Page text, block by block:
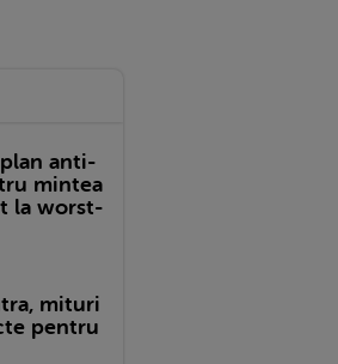
anti-
mintea
la worst-
mituri
pentru